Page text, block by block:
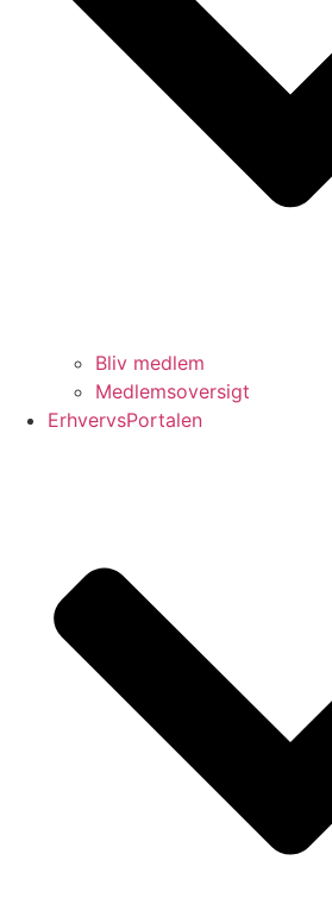
Bliv medlem
Medlemsoversigt
ErhvervsPortalen